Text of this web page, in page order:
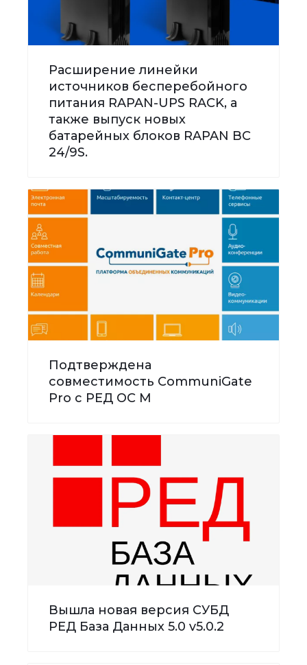
Расширение линейки
источников бесперебойного
питания RAPAN-UPS RACK, а
также выпуск новых
батарейных блоков RAPAN BC
24/9S.
Подтверждена
совместимость CommuniGate
Pro с РЕД ОС М
Вышла новая версия СУБД
РЕД База Данных 5.0 v5.0.2